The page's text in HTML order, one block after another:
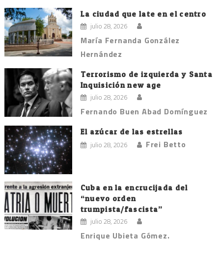
La ciudad que late en el centro
julio 28, 2026
María Fernanda González
Hernández
Terrorismo de izquierda y Santa
Inquisición new age
julio 28, 2026
Fernando Buen Abad Domínguez
El azúcar de las estrellas
julio 28, 2026 Frei Betto
Cuba en la encrucijada del
“nuevo orden
trumpista/fascista”
julio 28, 2026
Enrique Ubieta Gómez.